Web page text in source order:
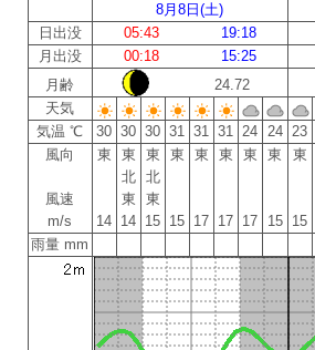
8月8日(土)
日出没
05:43 19:18
月出没
00:18 15:25
月齢
24.72
天気
気温 ℃
30 30 30 31 31 31 24 24 23
風向
風速
m/s
東
14
東
北
東
14
東
北
東
15
東
15
東
17
東
17
東
17
東
15
東
15
雨量 mm